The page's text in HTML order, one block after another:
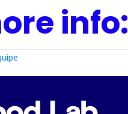
info: